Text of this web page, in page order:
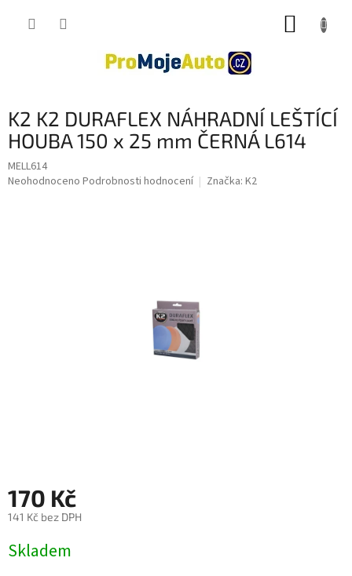
K2 K2 DURAFLEX NÁHRADNÍ LEŠTÍCÍ
HOUBA 150 x 25 mm ČERNÁ L614
MELL614
Průměrné
Neohodnoceno Podrobnosti hodnocení Značka: K2
170 Kč
141 Kč bez DPH
cena:
Skladem